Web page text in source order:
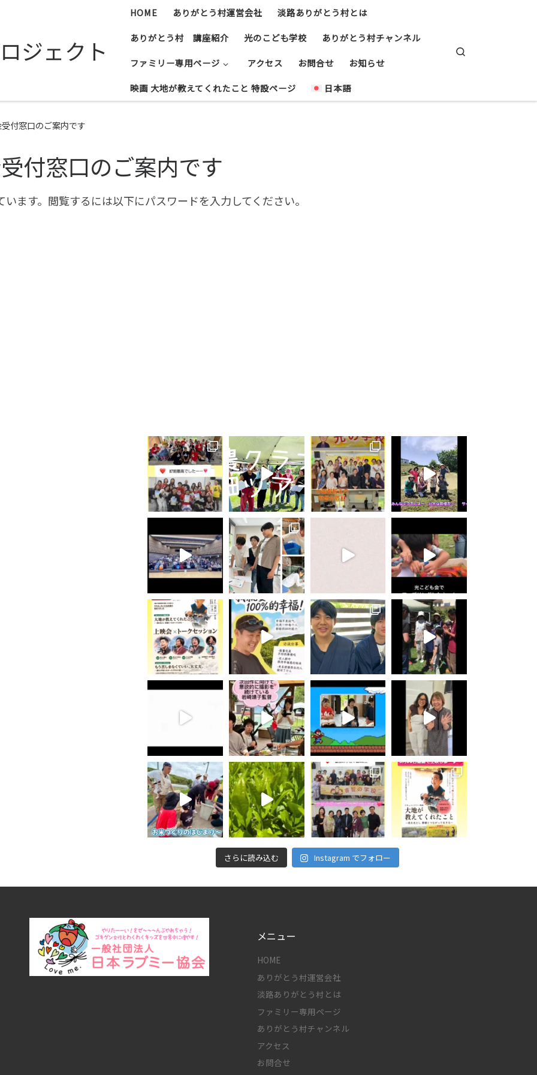
ジェクト
HOME ありがとう村運営会社
淡路ありがとう村とは
ありがとう村 講座紹介
光のこども学校
ありがとう村チャンネル
ファミリー専用ページ
アクセス お問合せ
お知らせ
映画 大地が教えてくれたこと 特設ページ
日本語
付窓口のご案内です
付窓口のご案内です
ます。閲覧するには以下にパスワードを入力してください。
さらに読み込む Instagram でフォロー
メニュー
HOME
ありがとう村運営会社
淡路ありがとう村とは
ファミリー専用ページ
ありがとう村チャンネル
アクセス
お問合せ